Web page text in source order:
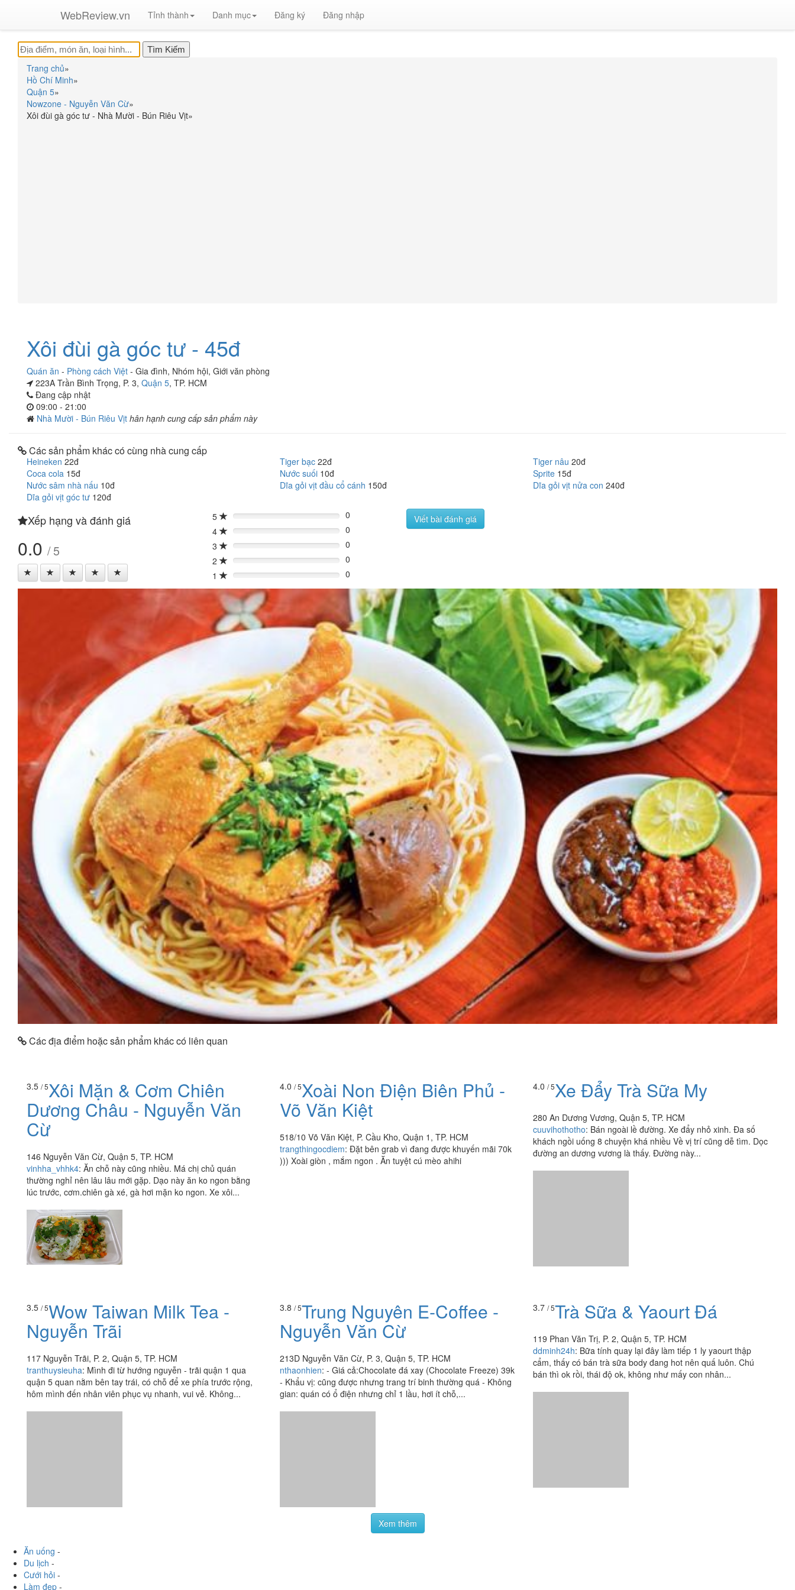
WebReview.vn Tỉnh thành Danh mục Đăng ký Đăng nhập
Trang chủ»
Hồ Chí Minh»
Quận 5»
Nowzone - Nguyễn Văn Cừ»
Xôi đùi gà góc tư - Nhà Mười - Bún Riêu Vịt»
Xôi đùi gà góc tư - 45đ
Quán ăn - Phòng cách Việt - Gia đình, Nhóm hội, Giới văn phòng
223A Trần Bình Trọng, P. 3, Quận 5, TP. HCM
Đang cập nhật
09:00 - 21:00
Nhà Mười - Bún Riêu Vịt hân hạnh cung cấp sản phẩm này
Các sản phẩm khác có cùng nhà cung cấp
Heineken 22đ Tiger bạc 22đ Tiger nâu 20đ
Coca cola 15đ Nước suối 10đ Sprite 15đ
Nước sâm nhà nấu 10đ Dĩa gỏi vịt đầu cổ cánh 150đ Dĩa gỏi vịt nửa con 240đ
Dĩa gỏi vịt góc tư 120đ
Xếp hạng và đánh giá
0.0 / 5
5 0%
0
4
0%
0
3
0%
0
2
0%
0
1
0% 0
Viết bài đánh giá
Các địa điểm hoặc sản phẩm khác có liên quan
3.5 / 5Xôi Mặn & Cơm Chiên
Dương Châu - Nguyễn Văn
Cừ
146 Nguyễn Văn Cừ, Quận 5, TP. HCM
vinhha_vhhk4: Ăn chỗ này cũng nhiều. Má chị chủ quán
thường nghỉ nên lâu lâu mới gặp. Dạo này ăn ko ngon bằng
lúc trước, cơm.chiên gà xé, gà hơi mặn ko ngon. Xe xôi...
4.0 / 5Xoài Non Điện Biên Phủ -
Võ Văn Kiệt
518/10 Võ Văn Kiệt, P. Cầu Kho, Quận 1, TP. HCM
trangthingocdiem: Đặt bên grab vì đang được khuyến mãi 70k
))) Xoài giòn , mắm ngon . Ăn tuyệt cú mèo ahihi
4.0 / 5Xe Đẩy Trà Sữa My
280 An Dương Vương, Quận 5, TP. HCM
cuuvihothotho: Bán ngoài lề đường. Xe đẩy nhỏ xinh. Đa số
khách ngồi uống 8 chuyện khá nhiều Về vị trí cũng dễ tìm. Dọc
đường an dương vương là thấy. Đường này...
3.5 / 5Wow Taiwan Milk Tea -
Nguyễn Trãi
117 Nguyễn Trãi, P. 2, Quận 5, TP. HCM
tranthuysieuha: Mình đi từ hướng nguyễn - trãi quận 1 qua
quận 5 quan nằm bên tay trái, có chỗ để xe phía trước rộng,
hôm mình đến nhân viên phục vụ nhanh, vui vẻ. Không...
3.8 / 5Trung Nguyên E-Coffee -
Nguyễn Văn Cừ
213D Nguyễn Văn Cừ, P. 3, Quận 5, TP. HCM
nthaonhien: - Giá cả:Chocolate đá xay (Chocolate Freeze) 39k
- Khẩu vị: cũng được nhưng trang trí binh thường quá - Không
gian: quán có ổ điện nhưng chỉ 1 lầu, hơi ít chỗ,...
3.7 / 5Trà Sữa & Yaourt Đá
119 Phan Văn Trị, P. 2, Quận 5, TP. HCM
ddminh24h: Bữa tính quay lại đây làm tiếp 1 ly yaourt thập
cẩm, thấy có bán trà sữa body đang hot nên quấ luôn. Chú
bán thì ok rồi, thái độ ok, không như mấy con nhân...
Xem thêm
Ăn uống -
Du lịch -
Cưới hỏi -
Làm đẹp -